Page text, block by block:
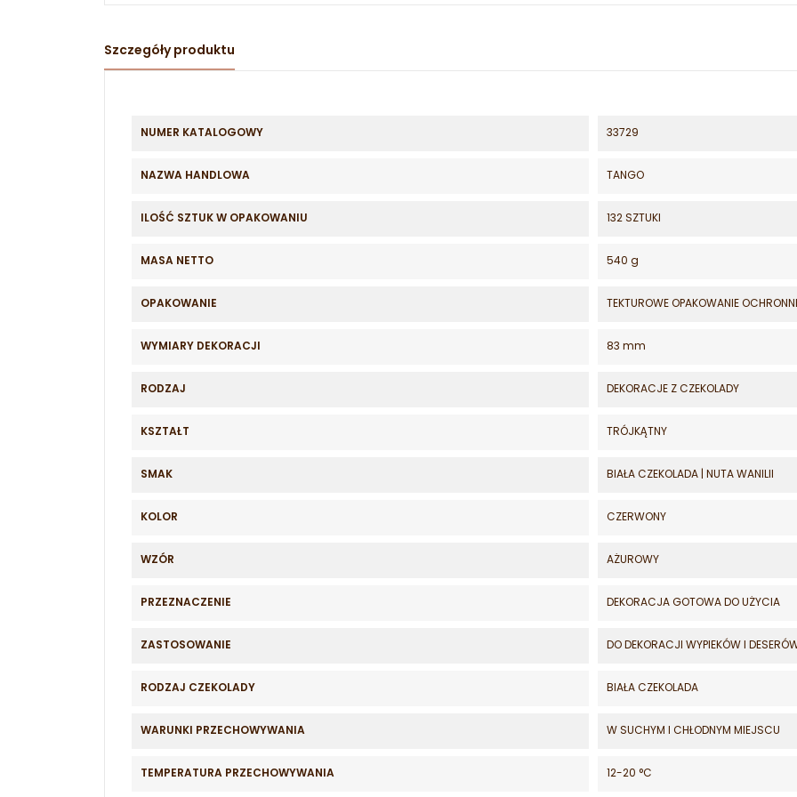
Szczegóły produktu
NUMER KATALOGOWY 33729
NAZWA HANDLOWA TANGO
ILOŚĆ SZTUK W OPAKOWANIU 132 SZTUKI
MASA NETTO 540 g
OPAKOWANIE TEKTUROWE OPAKOWANIE
WYMIARY DEKORACJI 83 mm
RODZAJ DEKORACJE Z CZEKOLADY
KSZTAŁT TRÓJKĄTNY
SMAK BIAŁA CZEKOLADA | NUTA WANILII
KOLOR CZERWONY
WZÓR AŻUROWY
PRZEZNACZENIE DEKORACJA GOTOWA DO UŻYCIA
ZASTOSOWANIE DO DEKORACJI WYPIEKÓW I
RODZAJ CZEKOLADY BIAŁA CZEKOLADA
WARUNKI PRZECHOWYWANIA W SUCHYM I CHŁODNYM MIEJSCU
TEMPERATURA PRZECHOWYWANIA 12-20 °C